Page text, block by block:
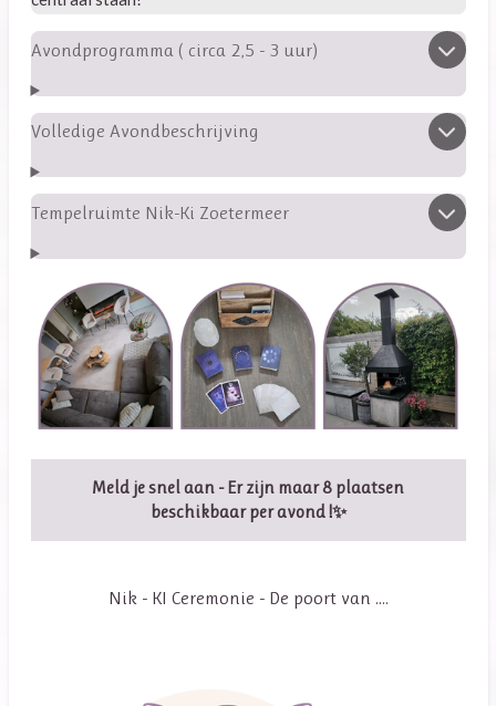
Avondprogramma ( circa 2,5 - 3 uur)
Volledige Avondbeschrijving
Tempelruimte Nik-Ki Zoetermeer
Meld je snel aan - Er zijn maar 8 plaatsen
beschikbaar per avond !✨
Nik - KI Ceremonie - De poort van ....